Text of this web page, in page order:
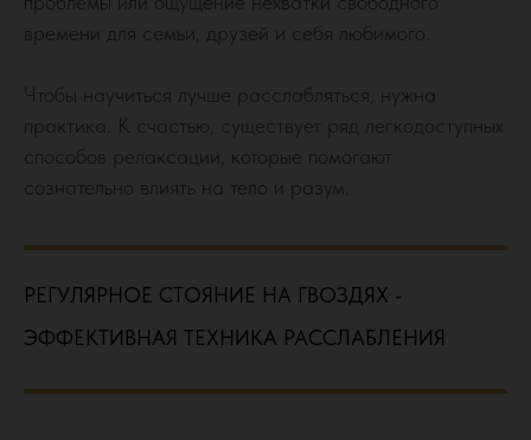
времени для семьи, друзей и себя любимого.
Чтобы научиться лучше расслабляться, нужна
практика. К счастью, существует ряд легкодоступных
способов релаксации, которые помогают
сознательно влиять на тело и разум.
РЕГУЛЯРНОЕ СТОЯНИЕ НА ГВОЗДЯХ -
ЭФФЕКТИВНАЯ ТЕХНИКА РАССЛАБЛЕНИЯ